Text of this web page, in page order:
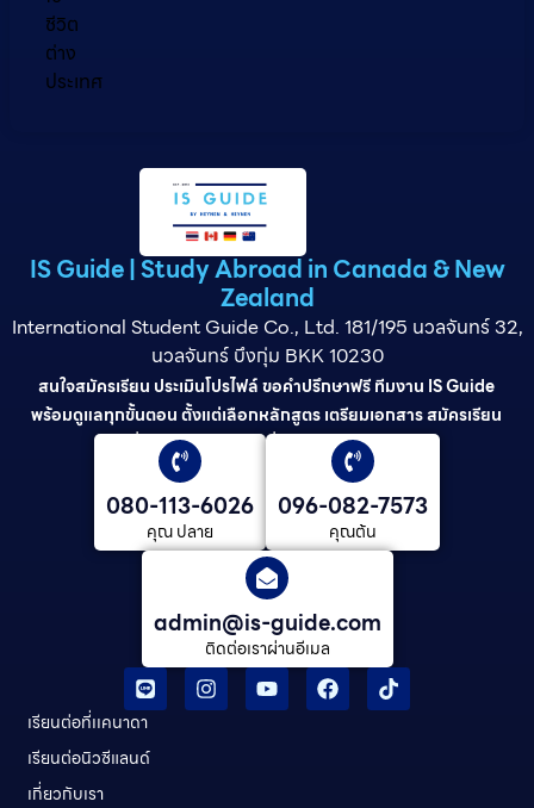
ชีวิต
ต่าง
ประเทศ
IS Guide | Study Abroad in Canada & New
Zealand
International Student Guide Co., Ltd. 181/195 นวลจันทร์ 32,
นวลจันทร์ บึงกุ่ม BKK 10230
สนใจสมัครเรียน ประเมินโปรไฟล์ ขอคำปรึกษาฟรี ทีมงาน IS Guide
พร้อมดูแลทุกขั้นตอน ตั้งแต่เลือกหลักสูตร เตรียมเอกสาร สมัครเรียน
ยื่นวีซ่า และดูแลต่อเนื่องจนจบการศึกษา
080-113-6026
คุณ ปลาย
096-082-7573
คุณต้น
admin@is-guide.com
ติดต่อเราผ่านอีเมล
เรียนต่อที่เเคนาดา
เรียนต่อนิวซีแลนด์​
เกี่ยวกับเรา